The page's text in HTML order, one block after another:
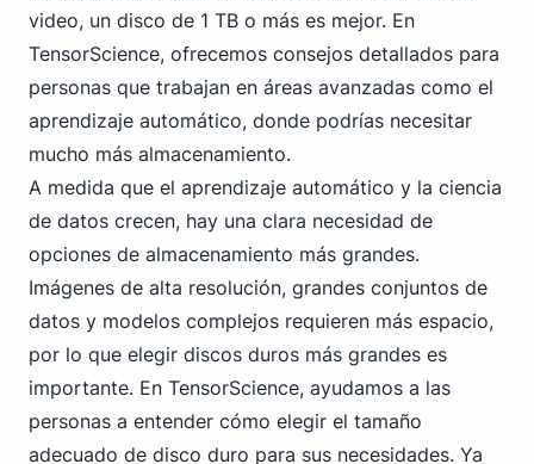
video, un disco de 1 TB o más es mejor. En
TensorScience, ofrecemos consejos detallados para
personas que trabajan en áreas avanzadas como el
aprendizaje automático, donde podrías necesitar
mucho más almacenamiento.
A medida que el aprendizaje automático y la ciencia
de datos crecen, hay una clara necesidad de
opciones de almacenamiento más grandes.
Imágenes de alta resolución, grandes conjuntos de
datos y modelos complejos requieren más espacio,
por lo que elegir discos duros más grandes es
importante. En TensorScience, ayudamos a las
personas a entender cómo elegir el tamaño
adecuado de disco duro para sus necesidades. Ya